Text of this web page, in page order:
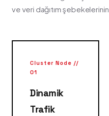
ve veri dağıtım
Cluster Node //
01
Dinamik
Trafik